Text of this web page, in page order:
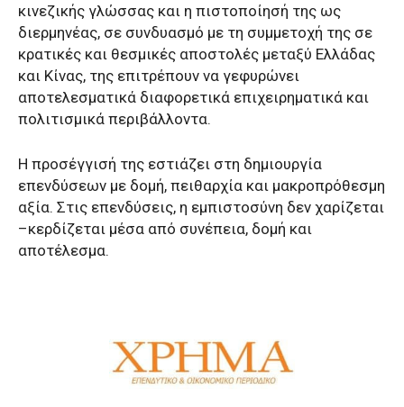
κινεζικής γλώσσας και η πιστοποίησή της ως
διερμηνέας, σε συνδυασμό με τη συμμετοχή της σε
κρατικές και θεσμικές αποστολές μεταξύ Ελλάδας
και Κίνας, της επιτρέπουν να γεφυρώνει
αποτελεσματικά διαφορετικά επιχειρηματικά και
πολιτισμικά περιβάλλοντα.
Η προσέγγισή της εστιάζει στη δημιουργία
επενδύσεων με δομή, πειθαρχία και μακροπρόθεσμη
αξία. Στις επενδύσεις, η εμπιστοσύνη δεν χαρίζεται
–κερδίζεται μέσα από συνέπεια, δομή και
αποτέλεσμα.